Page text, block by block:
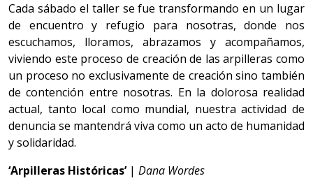
Cada sábado el taller se fue transformando en un lugar
de encuentro y refugio para nosotras, donde nos
escuchamos, lloramos, abrazamos y acompañamos,
viviendo este proceso de creación de las arpilleras como
un proceso no exclusivamente de creación sino también
de contención entre nosotras. En la dolorosa realidad
actual, tanto local como mundial, nuestra actividad de
denuncia se mantendrá viva como un acto de humanidad
y solidaridad.
‘Arpilleras Históricas’| Dana Wordes